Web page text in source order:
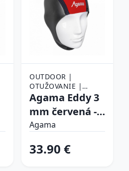
OUTDOOR |
OTUŽOVANIE |
OBLEČENIE NA
OTUŽOVANIE |
ČIAPKY NA
OTUŽOVANIE
Agama Eddy 3
mm červená -
L/XL (56-62)
Agama
33.90 €